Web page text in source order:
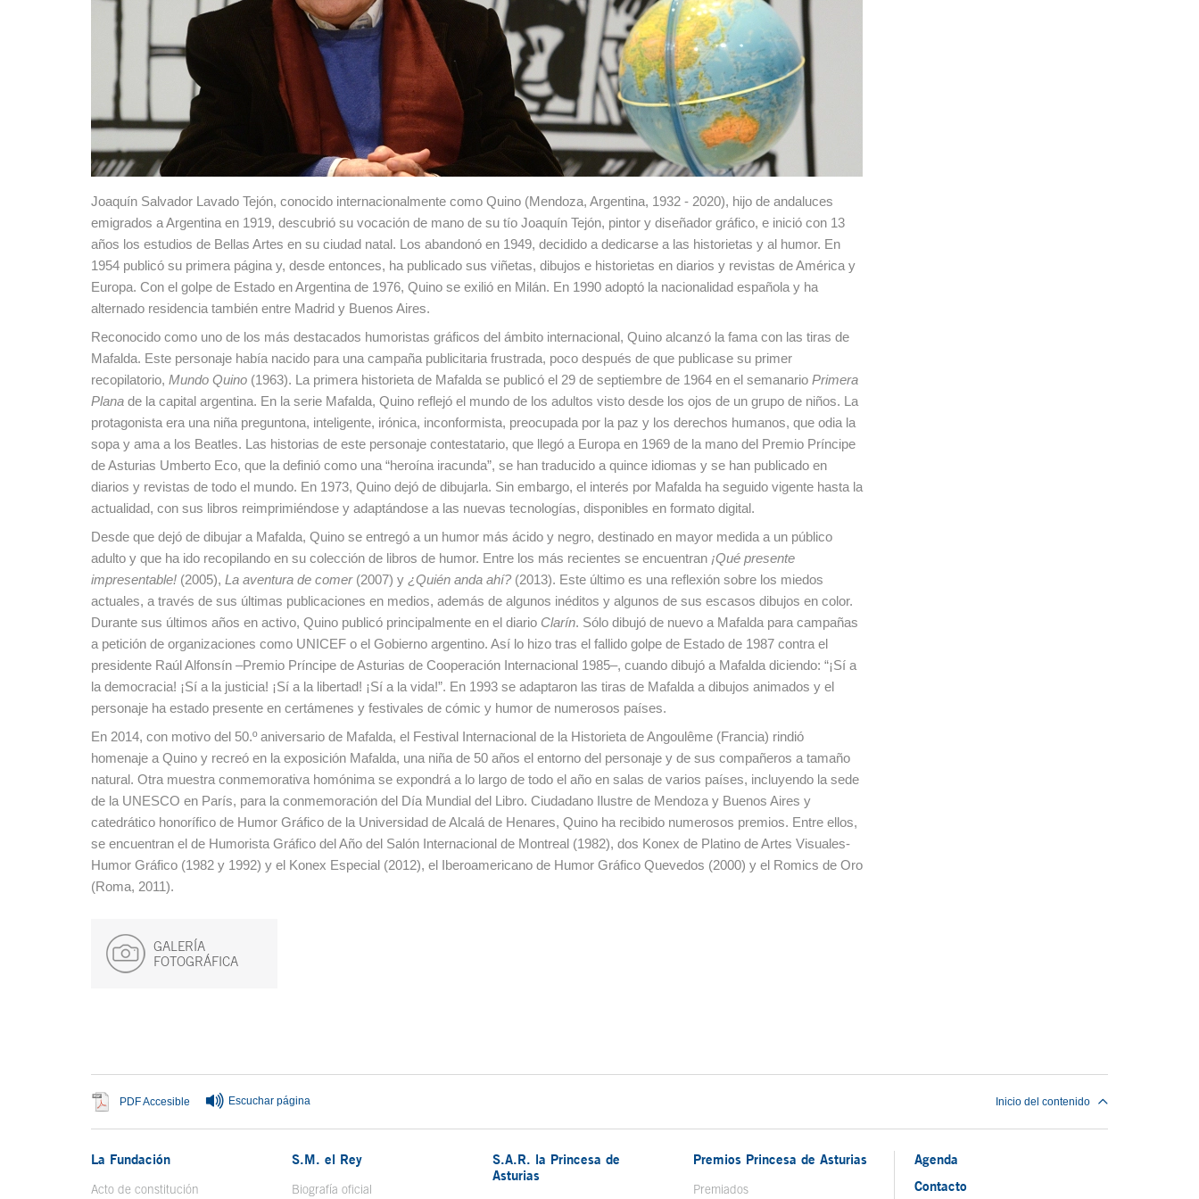
Joaquín Salvador Lavado Tejón, conocido internacionalmente como Quino (Mendoza, Argentina, 1932 - 2020), hijo de andaluces
emigrados a Argentina en 1919, descubrió su vocación de mano de su tío Joaquín Tejón, pintor y diseñador gráfico, e inició con 13
años los estudios de Bellas Artes en su ciudad natal. Los abandonó en 1949, decidido a dedicarse a las historietas y al humor. En
1954 publicó su primera página y, desde entonces, ha publicado sus viñetas, dibujos e historietas en diarios y revistas de América y
Europa. Con el golpe de Estado en Argentina de 1976, Quino se exilió en Milán. En 1990 adoptó la nacionalidad española y ha
alternado residencia también entre Madrid y Buenos Aires.
Reconocido como uno de los más destacados humoristas gráficos del ámbito internacional, Quino alcanzó la fama con las tiras de
Mafalda. Este personaje había nacido para una campaña publicitaria frustrada, poco después de que publicase su primer
recopilatorio, Mundo Quino (1963). La primera historieta de Mafalda se publicó el 29 de septiembre de 1964 en el semanario Primera
Plana de la capital argentina. En la serie Mafalda, Quino reflejó el mundo de los adultos visto desde los ojos de un grupo de niños. La
protagonista era una niña preguntona, inteligente, irónica, inconformista, preocupada por la paz y los derechos humanos, que odia la
sopa y ama a los Beatles. Las historias de este personaje contestatario, que llegó a Europa en 1969 de la mano del Premio Príncipe
de Asturias Umberto Eco, que la definió como una “heroína iracunda”, se han traducido a quince idiomas y se han publicado en
diarios y revistas de todo el mundo. En 1973, Quino dejó de dibujarla. Sin embargo, el interés por Mafalda ha seguido vigente hasta la
actualidad, con sus libros reimprimiéndose y adaptándose a las nuevas tecnologías, disponibles en formato digital.
Desde que dejó de dibujar a Mafalda, Quino se entregó a un humor más ácido y negro, destinado en mayor medida a un público
adulto y que ha ido recopilando en su colección de libros de humor. Entre los más recientes se encuentran ¡Qué presente
impresentable! (2005), La aventura de comer(2007) y ¿Quién anda ahí?(2013). Este último es una reflexión sobre los miedos
actuales, a través de sus últimas publicaciones en medios, además de algunos inéditos y algunos de sus escasos dibujos en color.
Durante sus últimos años en activo, Quino publicó principalmente en el diario Clarín. Sólo dibujó de nuevo a Mafalda para campañas
a petición de organizaciones como UNICEF o el Gobierno argentino. Así lo hizo tras el fallido golpe de Estado de 1987 contra el
presidente Raúl Alfonsín –Premio Príncipe de Asturias de Cooperación Internacional 1985–, cuando dibujó a Mafalda diciendo: “¡Sí a
la democracia! ¡Sí a la justicia! ¡Sí a la libertad! ¡Sí a la vida!”. En 1993 se adaptaron las tiras de Mafalda a dibujos animados y el
personaje ha estado presente en certámenes y festivales de cómic y humor de numerosos países.
En 2014, con motivo del 50.º aniversario de Mafalda, el Festival Internacional de la Historieta de Angoulême (Francia) rindió
homenaje a Quino y recreó en la exposición Mafalda, una niña de 50 años el entorno del personaje y de sus compañeros a tamaño
natural. Otra muestra conmemorativa homónima se expondrá a lo largo de todo el año en salas de varios países, incluyendo la sede
de la UNESCO en París, para la conmemoración del Día Mundial del Libro. Ciudadano Ilustre de Mendoza y Buenos Aires y
catedrático honorífico de Humor Gráfico de la Universidad de Alcalá de Henares, Quino ha recibido numerosos premios. Entre ellos,
se encuentran el de Humorista Gráfico del Año del Salón Internacional de Montreal (1982), dos Konex de Platino de Artes Visuales-
Humor Gráfico (1982 y 1992) y el Konex Especial (2012), el Iberoamericano de Humor Gráfico Quevedos (2000) y el Romics de Oro
(Roma, 2011).
GALERÍA
FOTOGRÁFICA
PDF Accesible Se abre en ventana nueva
Escuchar página Inicio del contenido
La Fundación
Acto de constitución
S.M. el Rey
Biografía oficial
S.A.R. la Princesa de
Asturias
Premios Princesa de Asturias
Premiados
Agenda
Contacto